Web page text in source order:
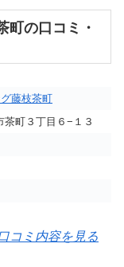
町の口コミ・
藤枝茶町
茶町３丁目６−１３
コミ内容を見る